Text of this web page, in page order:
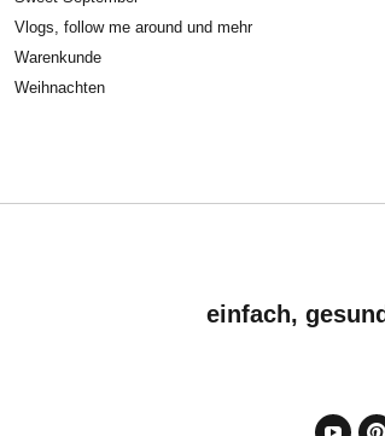
Vlogs, follow me around und mehr
Warenkunde
Weihnachten
einfach,